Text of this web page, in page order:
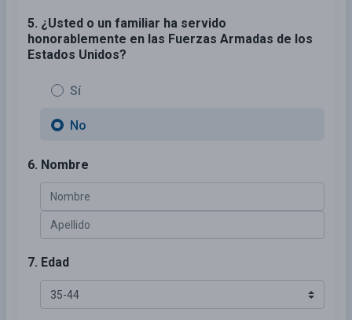
5. ¿Usted o un familiar ha servido
honorablemente en las Fuerzas Armadas de los
Estados Unidos?
Sí
No
6. Nombre
7. Edad